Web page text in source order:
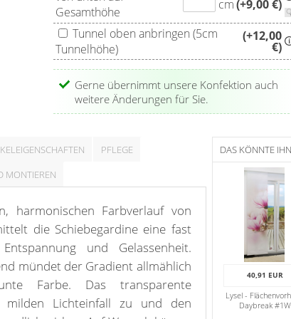
Gesamthöhe
cm(+9,00 €)
Tunnel oben anbringen (5cm
Tunnelhöhe)
(+12,00
€)
Gerne übernimmt unsere Konfektion auch
weitere Änderungen für Sie.
PFLEGE
MONTIEREN
harmonischen Farbverlauf von
die Schiebegardine eine fast
und Gelassenheit.
mündet der Gradient allmählich
Farbe. Das transparente
milden Lichteinfall zu und den
DAS KÖNNTE
40,91 EUR
Lysel -
Daybreak #1W